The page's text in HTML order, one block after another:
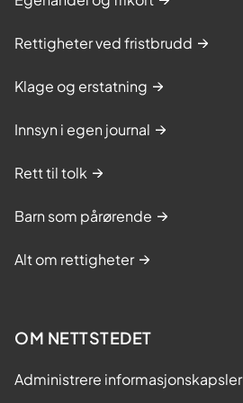
Rettigheter ved fristbrudd
Klage og erstatning
Innsyn i egen journal
Rett til tolk
Barn som pårørende
Alt om rettigheter
OM NETTSTEDET
Administrere informasjonskapsler